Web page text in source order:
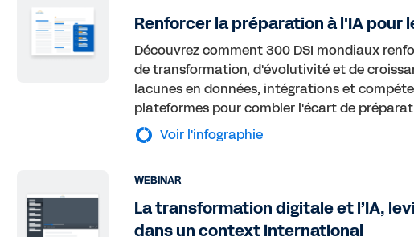
Renforcer la préparation à l'IA pour
Découvrez comment 300 DSI mondiaux
de transformation, d'évolutivité et de
lacunes en données, intégrations et
plateformes pour combler l'écart de
Voir l'infographie
WEBINAR
La transformation digitale et l’IA,
dans un context international